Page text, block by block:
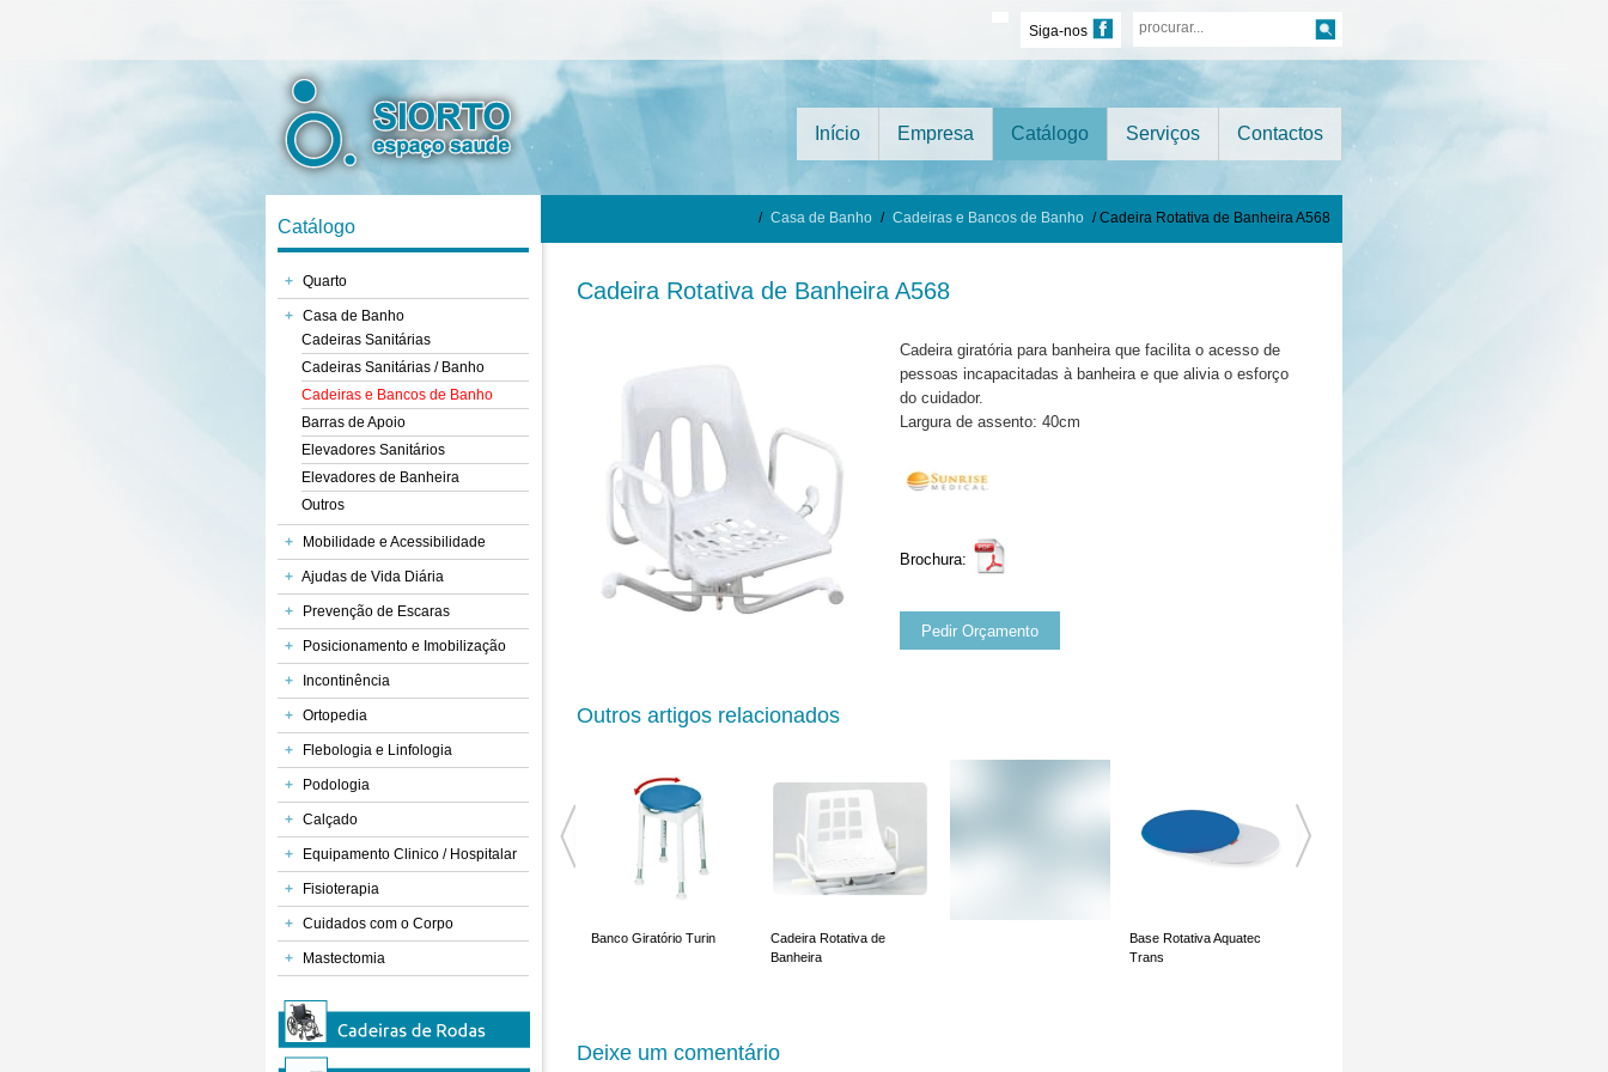
Siga-nos
Início Empresa Catálogo Serviços Contactos
Catálogo
+ Quarto
+
Casa de Banho
Cadeiras Sanitárias
Cadeiras Sanitárias / Banho
Cadeiras e Bancos de Banho
Barras de Apoio
Elevadores Sanitários
Elevadores de Banheira
Outros
+ Mobilidade e Acessibilidade
+ Ajudas de Vida Diária
+ Prevenção de Escaras
+ Posicionamento e Imobilização
+ Incontinência
+ Ortopedia
+ Flebologia e Linfologia
+ Podologia
+ Calçado
+ Equipamento Clinico / Hospitalar
+ Fisioterapia
+ Cuidados com o Corpo
+ Mastectomia
/ Casa de Banho / Cadeiras e Bancos de Banho / Cadeira Rotativa de Banheira A568
Cadeira Rotativa de Banheira A568
Cadeira giratória para banheira que facilita o acesso de
pessoas incapacitadas à banheira e que alivia o esforço
do cuidador.
Largura de assento: 40cm
Brochura:
Pedir Orçamento
Outros artigos relacionados
Base Rotativa Aquatec
Banco Giratório Turin
Cadeira Rotativa de
Banheira
Base Rotativa Aquatec
Trans
Deixe um comentário